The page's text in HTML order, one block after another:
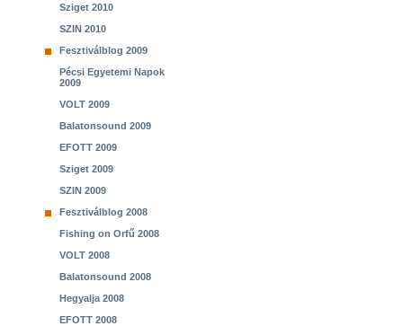
Sziget 2010
SZIN 2010
Fesztiválblog 2009
Pécsi Egyetemi Napok
2009
VOLT 2009
Balatonsound 2009
EFOTT 2009
Sziget 2009
SZIN 2009
Fesztiválblog 2008
Fishing on Orfű 2008
VOLT 2008
Balatonsound 2008
Hegyalja 2008
EFOTT 2008